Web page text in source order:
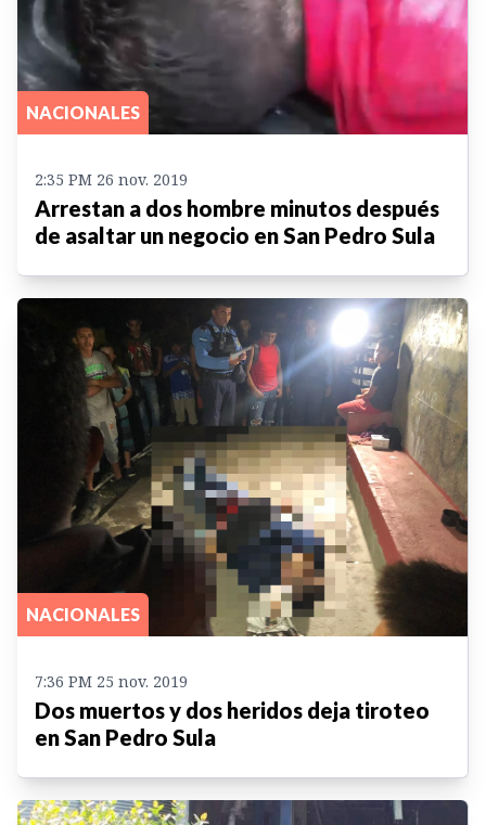
NACIONALES
2:35 PM 26 nov. 2019
Arrestan a dos hombre minutos después
de asaltar un negocio en San Pedro Sula
NACIONALES
7:36 PM 25 nov. 2019
Dos muertos y dos heridos deja tiroteo
en San Pedro Sula